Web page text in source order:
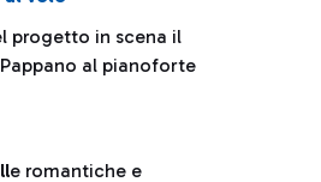
progetto in scena il
al pianoforte
e romantiche e